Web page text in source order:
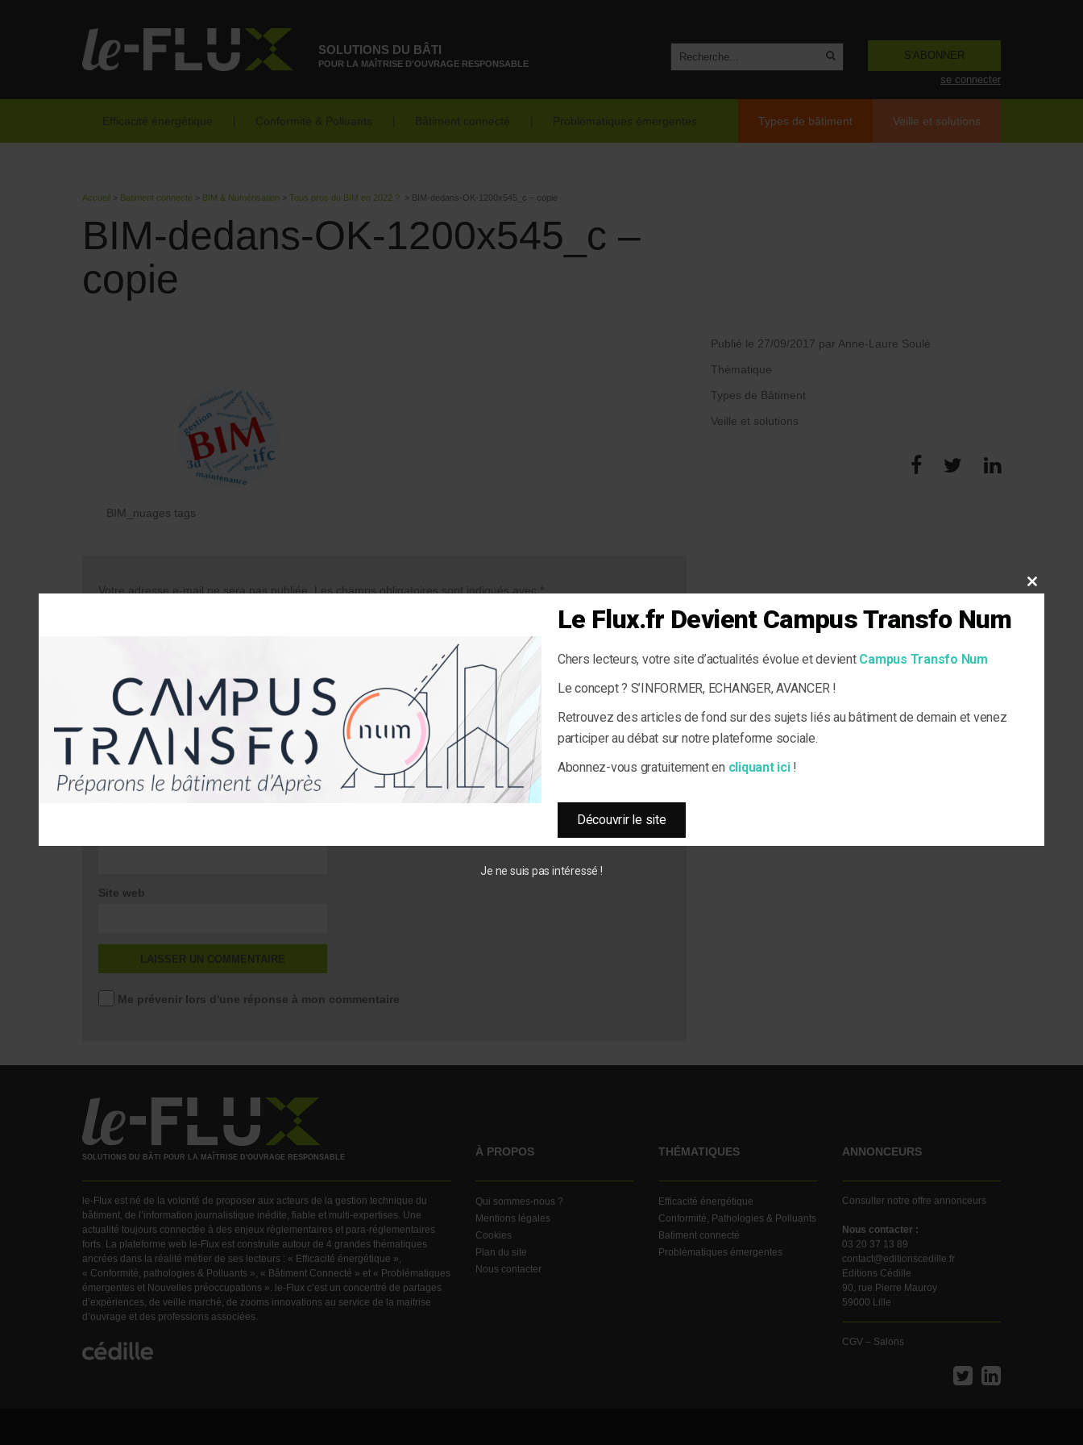
SOLUTIONS DU BÂTI
POUR LA MAÎTRISE D'OUVRAGE RESPONSABLE
S'ABONNER
se connecter
Efficacité énergétique Conformité & Polluants Bâtiment connecté Problématiques émergentes Types de bâtiment Veille et solutions
Accueil > Batiment connecté > BIM & Numérisation > Tous pros du BIM en 2022 ? > BIM-dedans-OK-1200x545_c – copie
BIM-dedans-OK-1200x545_c –
copie
BIM_nuages tags
Votre adresse e-mail ne sera pas publiée. Les champs obligatoires sont indiqués avec *
Nom
Site web
Me prévenir lors d'une réponse à mon commentaire
Publié le 27/09/2017 par Anne-Laure Soulé
Thématique
Types de Bâtiment
Veille et solutions
SOLUTIONS DU BÂTI POUR LA MAÎTRISE D'OUVRAGE RESPONSABLE
le-Flux est né de la volonté de proposer aux acteurs de la gestion technique du
bâtiment, de l’information journalistique inédite, fiable et multi-expertises. Une
actualité toujours connectée à des enjeux règlementaires et para-réglementaires
forts. La plateforme web le-Flux est construite autour de 4 grandes thématiques
ancrées dans la réalité métier de ses lecteurs : « Efficacité énergétique »,
« Conformité, pathologies & Polluants », « Bâtiment Connecté » et « Problématiques
émergentes et Nouvelles préoccupations ». le-Flux c’est un concentré de partages
d’expériences, de veille marché, de zooms innovations au service de la maitrise
d’ouvrage et des professions associées.
À PROPOS
Qui sommes-nous ?
Mentions légales
Cookies
Plan du site
Nous contacter
THÉMATIQUES
Efficacité énergétique
Conformité, Pathologies & Polluants
Batiment connecté
Problématiques émergentes
ANNONCEURS
Consulter notre offre annonceurs
Nous contacter :
03 20 37 13 89
contact@editionscedille.fr
Editions Cédille
90, rue Pierre Mauroy
59000 Lille
CGV – Salons
CLOSE
Le Flux.fr Devient Campus Transfo Num
Chers lecteurs, votre site d’actualités évolue et devient Campus Transfo Num
Le concept ? S’INFORMER, ECHANGER, AVANCER !
Retrouvez des articles de fond sur des sujets liés au bâtiment de demain et venez
participer au débat sur notre plateforme sociale.
Abonnez-vous gratuitement en cliquant ici!
Découvrir le site
Je ne suis pas intéressé !